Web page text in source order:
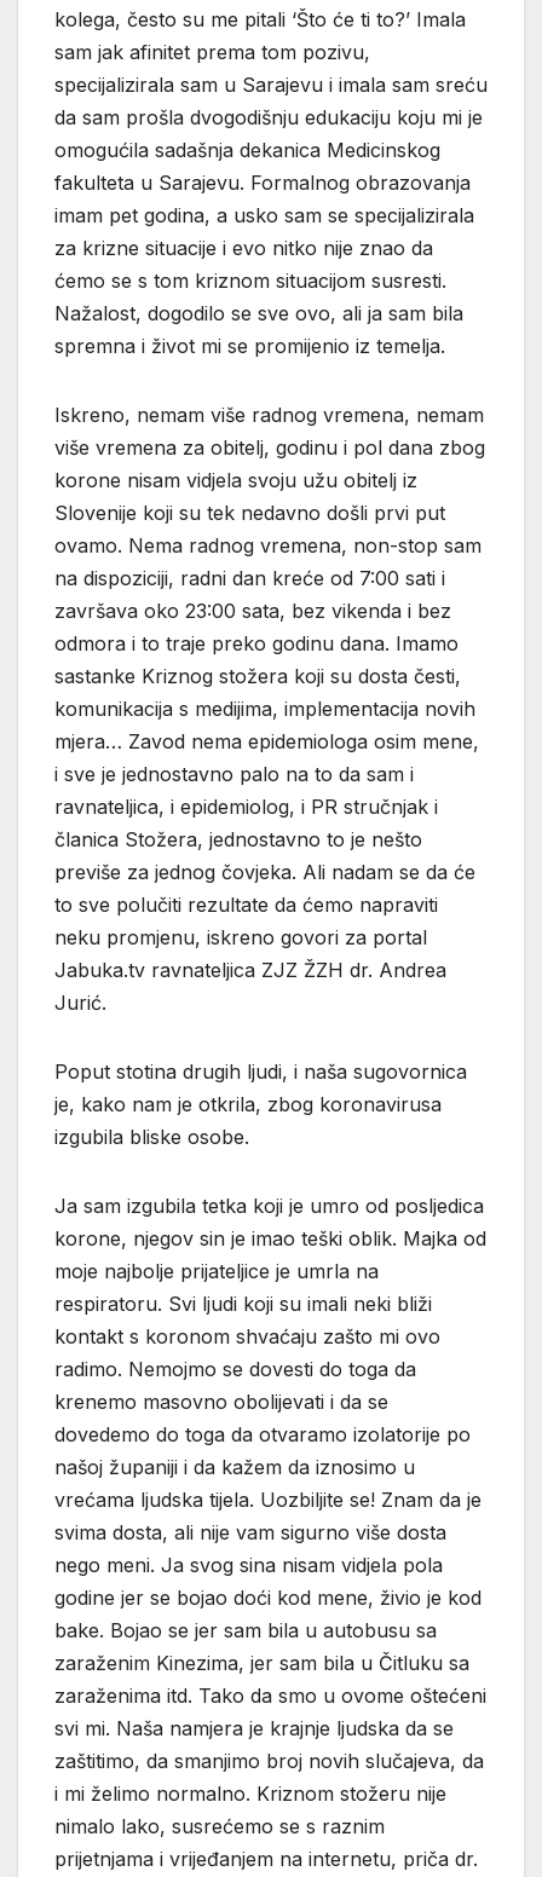
kolega, često su me pitali ‘Što će ti to?’ Imala
sam jak afinitet prema tom pozivu,
specijalizirala sam u Sarajevu i imala sam sreću
da sam prošla dvogodišnju edukaciju koju mi je
omogućila sadašnja dekanica Medicinskog
fakulteta u Sarajevu. Formalnog obrazovanja
imam pet godina, a usko sam se specijalizirala
za krizne situacije i evo nitko nije znao da
ćemo se s tom kriznom situacijom susresti.
Nažalost, dogodilo se sve ovo, ali ja sam bila
spremna i život mi se promijenio iz temelja.
Iskreno, nemam više radnog vremena, nemam
više vremena za obitelj, godinu i pol dana zbog
korone nisam vidjela svoju užu obitelj iz
Slovenije koji su tek nedavno došli prvi put
ovamo. Nema radnog vremena, non-stop sam
na dispoziciji, radni dan kreće od 7:00 sati i
završava oko 23:00 sata, bez vikenda i bez
odmora i to traje preko godinu dana. Imamo
sastanke Kriznog stožera koji su dosta česti,
komunikacija s medijima, implementacija novih
mjera… Zavod nema epidemiologa osim mene,
i sve je jednostavno palo na to da sam i
ravnateljica, i epidemiolog, i PR stručnjak i
članica Stožera, jednostavno to je nešto
previše za jednog čovjeka. Ali nadam se da će
to sve polučiti rezultate da ćemo napraviti
neku promjenu, iskreno govori za portal
Jabuka.tv ravnateljica ZJZ ŽZH dr. Andrea
Jurić.
Poput stotina drugih ljudi, i naša sugovornica
je, kako nam je otkrila, zbog koronavirusa
izgubila bliske osobe.
Ja sam izgubila tetka koji je umro od posljedica
korone, njegov sin je imao teški oblik. Majka od
moje najbolje prijateljice je umrla na
respiratoru. Svi ljudi koji su imali neki bliži
kontakt s koronom shvaćaju zašto mi ovo
radimo. Nemojmo se dovesti do toga da
krenemo masovno obolijevati i da se
dovedemo do toga da otvaramo izolatorije po
našoj županiji i da kažem da iznosimo u
vrećama ljudska tijela. Uozbiljite se! Znam da je
svima dosta, ali nije vam sigurno više dosta
nego meni. Ja svog sina nisam vidjela pola
godine jer se bojao doći kod mene, živio je kod
bake. Bojao se jer sam bila u autobusu sa
zaraženim Kinezima, jer sam bila u Čitluku sa
zaraženima itd. Tako da smo u ovome oštećeni
svi mi. Naša namjera je krajnje ljudska da se
zaštitimo, da smanjimo broj novih slučajeva, da
i mi želimo normalno. Kriznom stožeru nije
nimalo lako, susrećemo se s raznim
prijetnjama i vrijeđanjem na internetu, priča dr.